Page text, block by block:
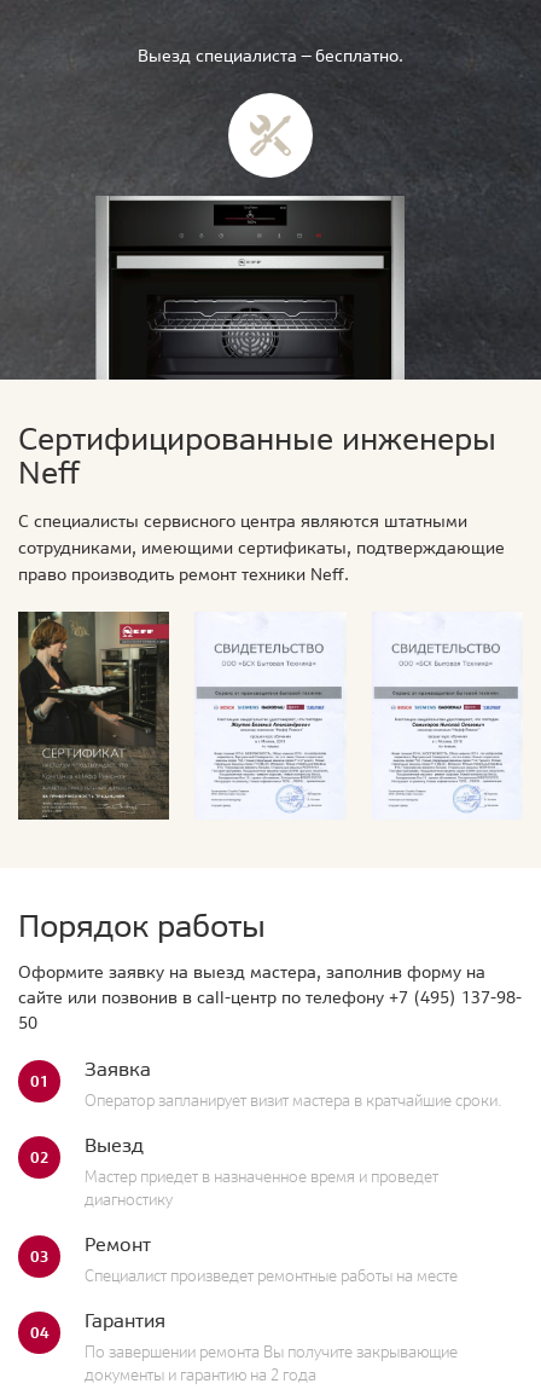
Выезд специалиста — бесплатно.
Сертифицированные инженеры
Neff
С специалисты сервисного центра являются штатными
сотрудниками, имеющими сертификаты, подтверждающие
право производить ремонт техники Neff.
Порядок работы
Оформите заявку на выезд мастера, заполнив форму на
сайте или позвонив в call-центр по телефону +7 (495) 137-98-
50
01 Заявка
Оператор запланирует визит мастера в кратчайшие сроки.
02 Выезд
Мастер приедет в назначенное время и проведет
диагностику
03 Ремонт
Специалист произведет ремонтные работы на месте
04 Гарантия
По завершении ремонта Вы получите закрывающие
документы и гарантию на 2 года